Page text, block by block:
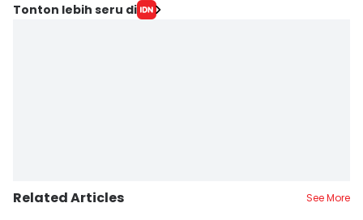
Tonton lebih seru di
Related Articles See More